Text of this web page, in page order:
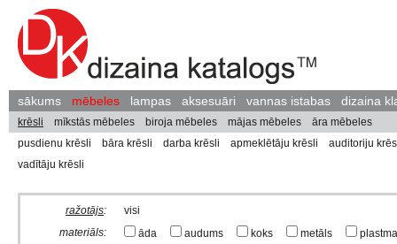
sākums mēbeles lampas aksesuāri vannas istabas dizaina
krēsli mīkstās mēbeles biroja mēbeles mājas mēbeles
āra mēbeles
pusdienu krēsli
bāra krēsli darba krēsli apmeklētāju krēsli
auditoriju
vadītāju krēsli
ražotājs:
visi
materiāls:
āda audums koks metāls